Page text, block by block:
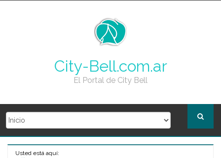
City-Bell.com.ar
El Portal de City Bell
Usted está aquí: